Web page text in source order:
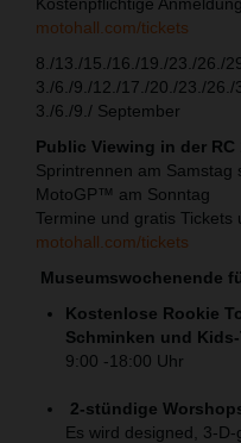
motohall.com/tickets
8./13./15./16./19./23./26./
3./6./9./12./17./20./23./26./
3./6./9./ September
Public Viewing in der
Sprintrennen am Samstag
MotoGP™ am Sonntag
Termine und gratis Tickets
motohall.com/tickets
Museumswochenende
Kostenlose Rookie
Schminken und
9:00 -18:00 Uhr
2-stündige
Es wird designed, 3-